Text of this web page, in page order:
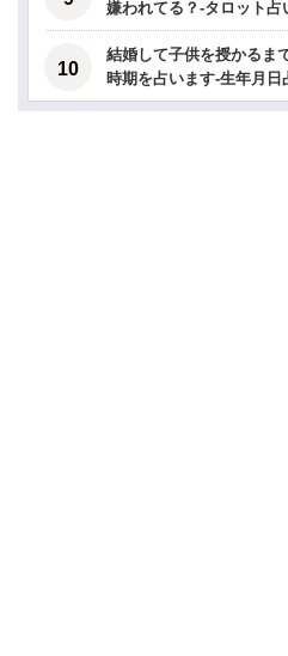
嫌われてる？-タロット占
結婚して子供を授かるま
時期を占います-生年月日